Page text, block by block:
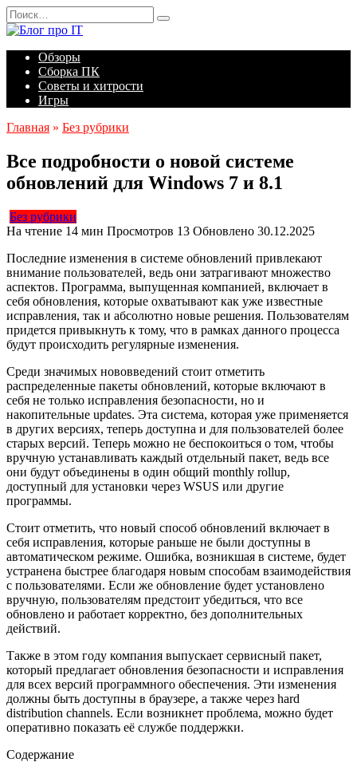
Перейти
к
содержанию
Search
for:
Обзоры
Сборка ПК
Советы и хитрости
Игры
Главная » Без рубрики
Все подробности о новой системе
обновлений для Windows 7 и 8.1
Без рубрики
На чтение 14 мин Просмотров 13 Обновлено 30.12.2025
Последние изменения в системе обновлений привлекают
внимание пользователей, ведь они затрагивают множество
аспектов. Программа, выпущенная компанией, включает в
себя обновления, которые охватывают как уже известные
исправления, так и абсолютно новые решения. Пользователям
придется привыкнуть к тому, что в рамках данного процесса
будут происходить регулярные изменения.
Среди значимых нововведений стоит отметить
распределенные пакеты обновлений, которые включают в
себя не только исправления безопасности, но и
накопительные updates. Эта система, которая уже применяется
в других версиях, теперь доступна и для пользователей более
старых версий. Теперь можно не беспокоиться о том, чтобы
вручную устанавливать каждый отдельный пакет, ведь все
они будут объединены в один общий monthly rollup,
доступный для установки через WSUS или другие
программы.
Стоит отметить, что новый способ обновлений включает в
себя исправления, которые раньше не были доступны в
автоматическом режиме. Ошибка, возникшая в системе, будет
устранена быстрее благодаря новым способам взаимодействия
с пользователями. Если же обновление будет установлено
вручную, пользователям предстоит убедиться, что все
обновлено и работает корректно, без дополнительных
действий.
Также в этом году компания выпускает сервисный пакет,
который предлагает обновления безопасности и исправления
для всех версий программного обеспечения. Эти изменения
должны быть доступны в браузере, а также через hard
distribution channels. Если возникнет проблема, можно будет
оперативно показать её службе поддержки.
Содержание